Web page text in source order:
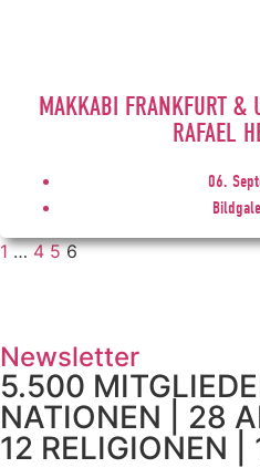
MAKKABI FRANKFURT
RAFAEL
06.
1 … 4 5 6
Newsletter
5.500
NATIONEN | 28
12 RELIGIONEN |